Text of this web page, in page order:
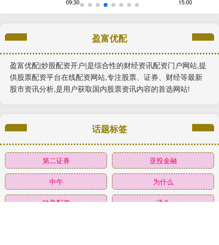
盈富优配
盈富优配|炒股配资开户|是综合性的财经资讯配资门户网站,提
供股票配资平台在线配资网站,专注股票、证券、财经等最新
股市资讯分析,是用户获取国内股票资讯内容的首选网站!
话题标签
第二证券 亚投金融
中午 为什么
驰盈配资 适合